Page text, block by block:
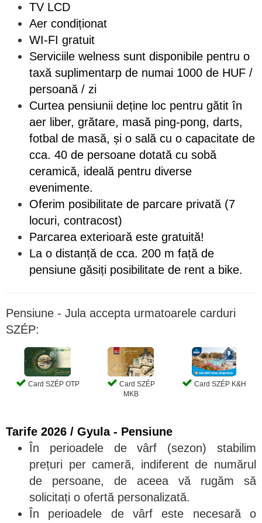
TV LCD
Aer condiționat
WI-FI gratuit
Serviciile welness sunt disponibile pentru o
taxă suplimentarp de numai 1000 de HUF /
persoană / zi
Curtea pensiunii deține loc pentru gătit în
aer liber, grătare, masă ping-pong, darts,
fotbal de masă, și o sală cu o capacitate de
cca. 40 de persoane dotată cu sobă
ceramică, ideală pentru diverse
evenimente.
Oferim posibilitate de parcare privată (7
locuri, contracost)
Parcarea exterioară este gratuită!
La o distanță de cca. 200 m față de
pensiune găsiți posibilitate de rent a bike.
Pensiune - Jula accepta urmatoarele carduri
SZÉP:
Card SZÉP OTP
Card SZÉP
MKB
Card SZÉP K&H
Tarife 2026 / Gyula - Pensiune
În perioadele de vârf (sezon) stabilim
prețuri per cameră, indiferent de numărul
de persoane, de aceea vă rugăm să
solicitați o ofertă personalizată.
În perioadele de vârf este necesară o